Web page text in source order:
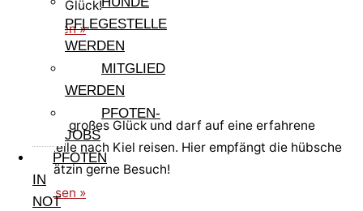
PFLEGESTELLE
WERDEN
MITGLIED
WERDEN
PFOTEN-
JOBS
PFOTEN
IN
NOT
selbst ihr Glück!
weiterlesen »
Lidina hat großes Glück und darf auf eine erfahrene
Pflegestelle nach Kiel reisen. Hier empfängt die hübsche
Glückskätzin gerne Besuch!
weiterlesen »